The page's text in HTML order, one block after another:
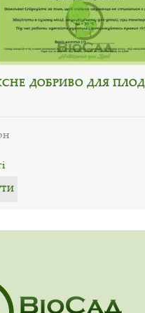
ДОБРИВО ДЛЯ